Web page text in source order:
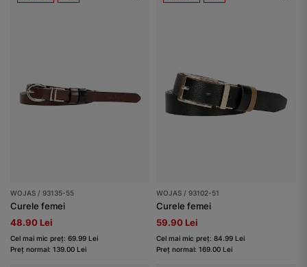
WOJAS / 93135-55
Curele femei
48.90 Lei
Cel mai mic preț: 69.99 Lei
Preț normal: 139.00 Lei
WOJAS / 93102-51
Curele femei
59.90 Lei
Cel mai mic preț: 84.99 Lei
Preț normal: 169.00 Lei